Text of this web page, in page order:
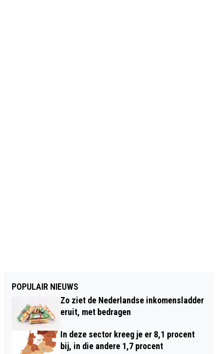
POPULAIR NIEUWS
Zo ziet de Nederlandse inkomensladder
eruit, met bedragen
In deze sector kreeg je er 8,1 procent
bij, in die andere 1,7 procent